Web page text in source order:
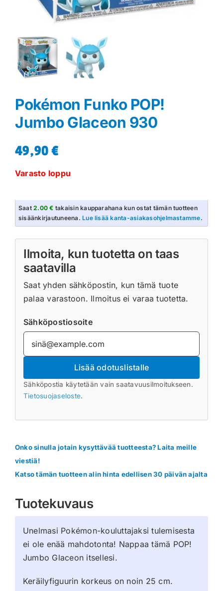
Pokémon Funko POP!
Jumbo Glaceon 930
49,90€
Varasto loppu
Saat2.00 € takaisin kaupparahana kun ostat tämän tuotteen
sisäänkirjautuneena.Lue lisää kanta-asiakasohjelmastamme.
Ilmoita, kun tuotetta on taas
saatavilla
Saat yhden sähköpostin, kun tämä tuote
palaa varastoon. Ilmoitus ei varaa tuotetta.
Sähköpostiosoite
Lisää odotuslistalle
Sähköpostia käytetään vain saatavuusilmoitukseen.
Tietosuojaseloste.
Onko sinulla jotain kysyttävää tuotteesta? Laita meille
viestiä!
Katso tämän tuotteen alin hinta edellisen 30 päivän ajalta
Tuotekuvaus
Unelmasi Pokémon-kouluttajaksi tulemisesta
ei ole enää mahdotonta! Nappaa tämä POP!
Jumbo Glaceon itsellesi.
Keräilyfiguurin korkeus on noin 25 cm.